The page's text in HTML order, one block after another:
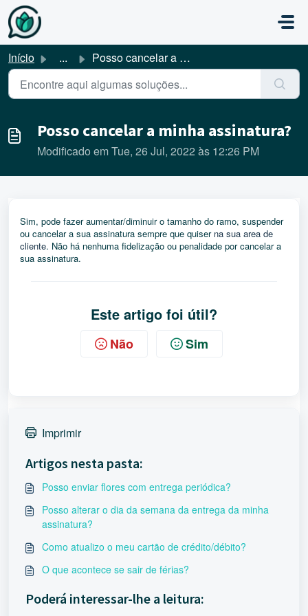
Avançar para o conteúdo principal
Início ... Posso cancelar a minha assinatura?
Posso cancelar a minha assinatura?
Modificado em Tue, 26 Jul, 2022 às 12:26 PM
Sim, pode fazer aumentar/diminuir o tamanho do ramo, suspender
ou cancelar a sua assinatura sempre que quiser na sua area de
cliente. Não há nenhuma fidelização ou penalidade por cancelar a
sua assinatura.
Este artigo foi útil?
Não Sim
Imprimir
Artigos nesta pasta:
Posso enviar flores com entrega periódica?
Posso alterar o dia da semana da entrega da minha
assinatura?
Como atualizo o meu cartão de crédito/débito?
O que acontece se sair de férias?
Poderá interessar-lhe a leitura: